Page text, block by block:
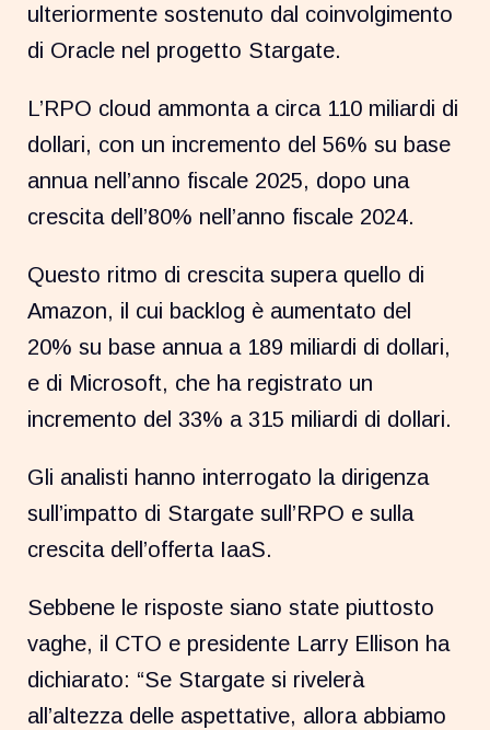
ulteriormente sostenuto dal coinvolgimento
di Oracle nel progetto Stargate.
L’RPO cloud ammonta a circa 110 miliardi di
dollari, con un incremento del 56% su base
annua nell’anno fiscale 2025, dopo una
crescita dell’80% nell’anno fiscale 2024.
Questo ritmo di crescita supera quello di
Amazon, il cui backlog è aumentato del
20% su base annua a 189 miliardi di dollari,
e di Microsoft, che ha registrato un
incremento del 33% a 315 miliardi di dollari.
Gli analisti hanno interrogato la dirigenza
sull’impatto di Stargate sull’RPO e sulla
crescita dell’offerta IaaS.
Sebbene le risposte siano state piuttosto
vaghe, il CTO e presidente Larry Ellison ha
dichiarato: “Se Stargate si rivelerà
all’altezza delle aspettative, allora abbiamo